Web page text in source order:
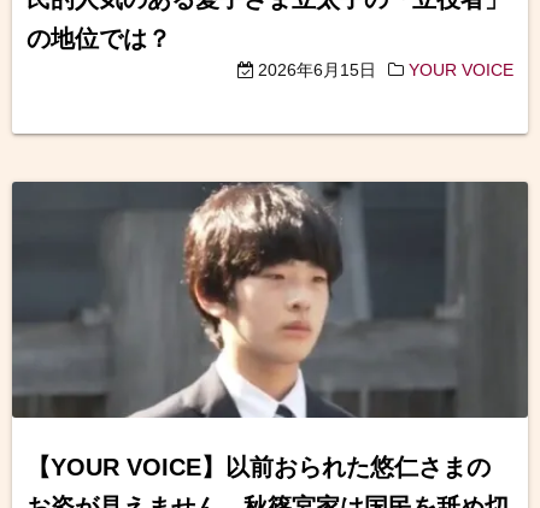
の地位では？
2026年6月15日 YOUR VOICE
【YOUR VOICE】以前おられた悠仁さまの